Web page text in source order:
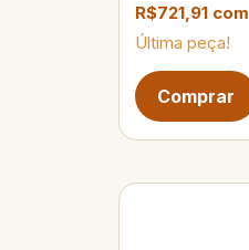
R$721,91 com
Última peça!